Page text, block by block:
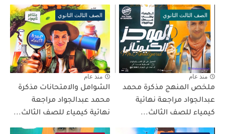
الصف الثالث الثانوي
منذ عام
ملخص المنهج مذكرة محمد
عبدالجواد مراجعة نهائية
كيمياء للصف الثالث...
الصف الثالث الثانوي
منذ عام
الشوامل والامتحانات مذكرة
محمد عبدالجواد مراجعة
نهائية كيمياء للصف الثالث...